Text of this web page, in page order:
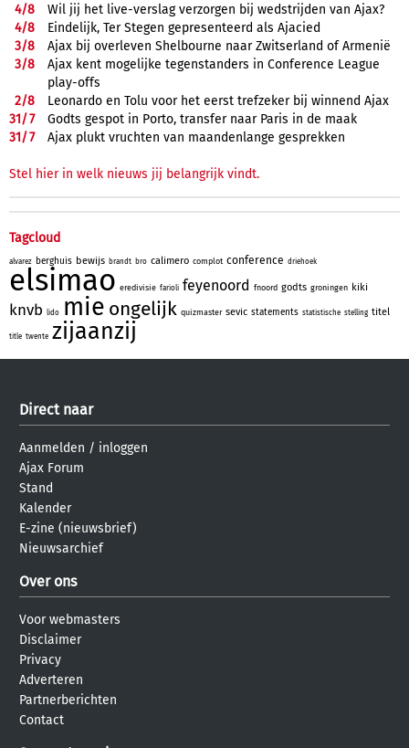
4/8
Wil jij het live-verslag verzorgen bij wedstrijden van Ajax?
4/8
Eindelijk, Ter Stegen gepresenteerd als Ajacied
3/8
Ajax bij overleven Shelbourne naar Zwitserland of Armenië
3/8
Ajax kent mogelijke tegenstanders in Conference League
play-offs
2/8
Leonardo en Tolu voor het eerst trefzeker bij winnend Ajax
31/7
Godts gespot in Porto, transfer naar Paris in de maak
31/7 Ajax plukt vruchten van maandenlange gesprekken
Stel hier in welk nieuws jij belangrijk vindt.
Tagcloud
alvarez berghuis bewijs brandt bro calimero complot conference driehoek
elsimao eredivisie farioli feyenoord fnoord godts groningen kiki
knvb lido mie ongelijk quizmaster sevic statements statistische stelling titel
title twente zijaanzij
Direct naar
Aanmelden / inloggen
Ajax Forum
Stand
Kalender
E-zine (nieuwsbrief)
Nieuwsarchief
Over ons
Voor webmasters
Disclaimer
Privacy
Adverteren
Partnerberichten
Contact